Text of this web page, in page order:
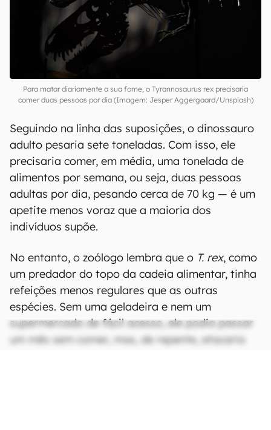
Para matar diariamente a sua fome, o Tyrannosaurus rex precisaria
comer duas pessoas por dia (Imagem: Jesper Aggergaard/Unsplash)
Seguindo na linha das suposições, o dinossauro
adulto pesaria sete toneladas. Com isso, ele
precisaria comer, em média, uma tonelada de
alimentos por semana, ou seja, duas pessoas
adultas por dia, pesando cerca de 70 kg — é um
apetite menos voraz que a maioria dos
indivíduos supõe.
No entanto, o zoólogo lembra que o T. rex, como
um predador do topo da cadeia alimentar, tinha
refeições menos regulares que as outras
espécies. Sem uma geladeira e nem um
supermercado de fácil acesso, ele podia passar
um mês sem comer, mas, de repente, atacaria